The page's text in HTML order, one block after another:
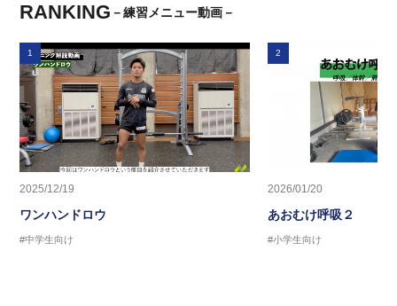
RANKING －練習メニュー動画－
1
2025/12/19
ワンハンドロウ
#中学生向け
2
2026/01/20
あおむけ呼吸２
#小学生向け